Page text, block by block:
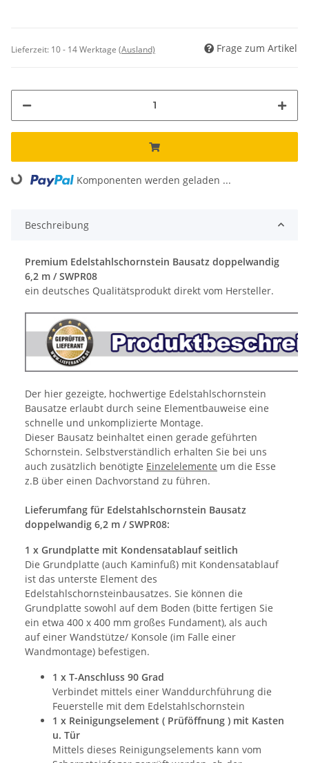
Lieferzeit: 10 - 14 Werktage (Ausland) Frage zum Artikel
Loading... Komponenten werden geladen ...
Beschreibung
Premium Edelstahlschornstein Bausatz doppelwandig
6,2 m / SWPR08
ein deutsches Qualitätsprodukt direkt vom Hersteller.
Der hier gezeigte, hochwertige Edelstahlschornstein
Bausatze erlaubt durch seine Elementbauweise eine
schnelle und unkomplizierte Montage.
Dieser Bausatz beinhaltet einen gerade geführten
Schornstein. Selbstverständlich erhalten Sie bei uns
auch zusätzlich benötigte Einzelelemente um die Esse
z.B über einen Dachvorstand zu führen.
Lieferumfang für Edelstahlschornstein Bausatz
doppelwandig 6,2 m / SWPR08:
1 x Grundplatte mit Kondensatablauf seitlich
Die Grundplatte (auch Kaminfuß) mit Kondensatablauf
ist das unterste Element des
Edelstahlschornsteinbausatzes. Sie können die
Grundplatte sowohl auf dem Boden (bitte fertigen Sie
ein etwa 400 x 400 mm großes Fundament), als auch
auf einer Wandstütze/ Konsole (im Falle einer
Wandmontage) befestigen.
1 x T-Anschluss 90 Grad
Verbindet mittels einer Wanddurchführung die
Feuerstelle mit dem Edelstahlschornstein
1 x Reinigungselement ( Prüföffnung ) mit Kasten
u. Tür
Mittels dieses Reinigungselements kann vom